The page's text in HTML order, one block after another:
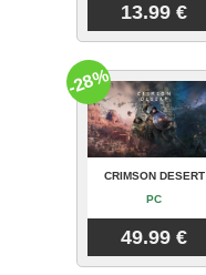
13.99 €
CRIMSON DESERT
PC
49.99 €
-28%